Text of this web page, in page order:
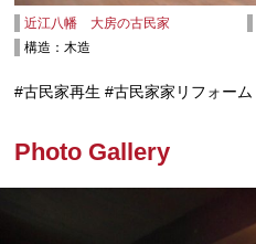
近江八幡 大房の古民家
構造：木造
#古民家再生 #古民家家リフォーム
Photo Gallery